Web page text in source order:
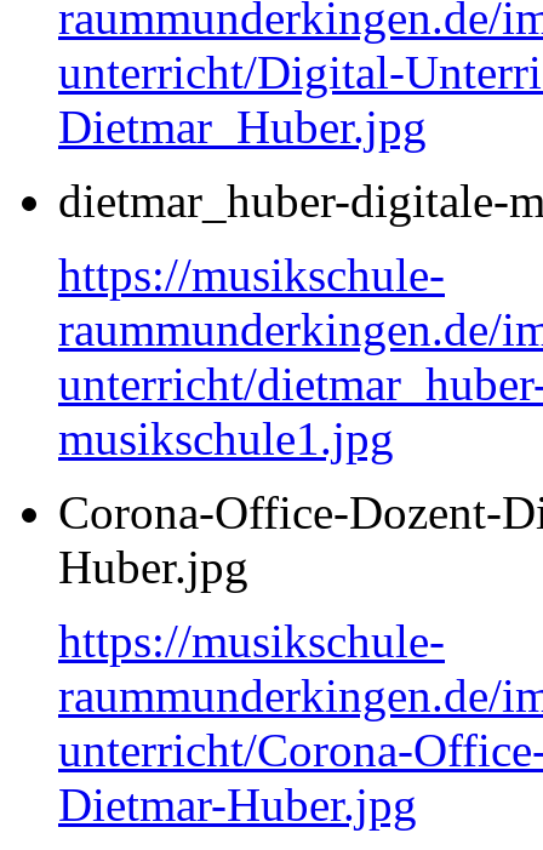
raummunderkingen.de/
unterricht/Digital-
Dietmar_Huber.jpg
dietmar_huber-digitale-
https://musikschule-
raummunderkingen.de/
unterricht/
musikschule1.jpg
Corona-Office-Dozent-
Huber.jpg
https://musikschule-
raummunderkingen.de/
unterricht/Corona-
Dietmar-Huber.jpg